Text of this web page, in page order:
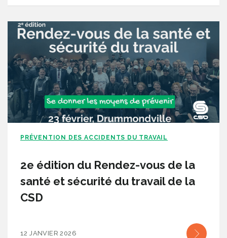
PRÉVENTION DES ACCIDENTS DU TRAVAIL
2e édition du Rendez-vous de la
santé et sécurité du travail de la
CSD
12 JANVIER 2026